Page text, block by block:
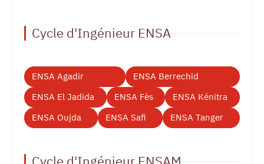
Cycle d'Ingénieur ENSA
ENSA Agadir
ENSA Berrechid
ENSA El Jadida
ENSA Fès
ENSA Kénitra
ENSA Oujda
ENSA Safi ENSA Tanger